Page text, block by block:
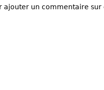
ajouter un commentaire sur